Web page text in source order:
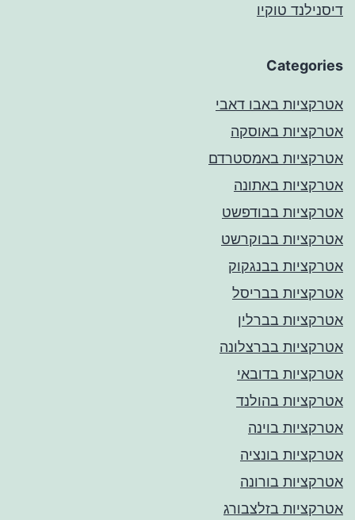
דיסנילנד טוקיו
Categories
אטרקציות באבו דאבי
אטרקציות באוסקה
אטרקציות באמסטרדם
אטרקציות באתונה
אטרקציות בבודפשט
אטרקציות בבוקרשט
אטרקציות בבנגקוק
אטרקציות בבריסל
אטרקציות בברלין
אטרקציות בברצלונה
אטרקציות בדובאי
אטרקציות בהולנד
אטרקציות בוינה
אטרקציות בונציה
אטרקציות בורונה
אטרקציות בזלצבורג